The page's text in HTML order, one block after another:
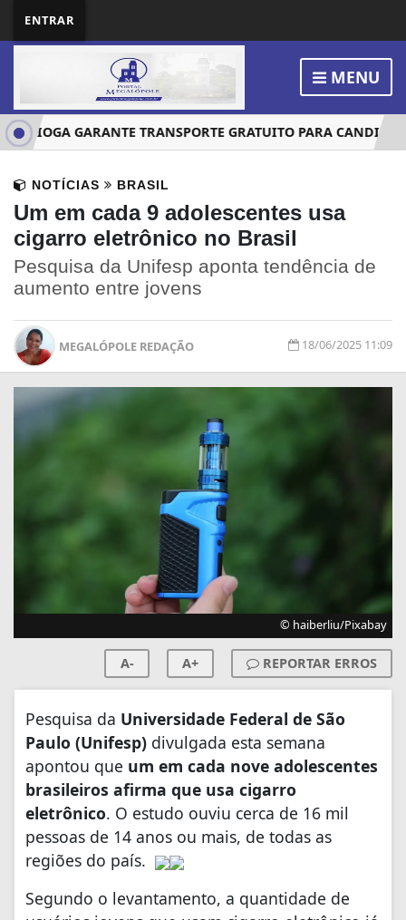
ENTRAR
MENU
GARANTE TRANSPORTE GRATUITO PARA
NOTÍCIAS BRASIL
Um em cada 9 adolescentes usa
cigarro eletrônico no Brasil
Pesquisa da Unifesp aponta tendência de
aumento entre jovens
MEGALÓPOLE REDAÇÃO 18/06/2025 11:09
© haiberliu/Pixabay
A- A+ REPORTAR ERROS
Pesquisa da Universidade Federal de São
Paulo (Unifesp) divulgada esta semana
apontou que um em cada nove adolescentes
brasileiros afirma que usa cigarro
eletrônico. O estudo ouviu cerca de 16 mil
pessoas de 14 anos ou mais, de todas as
regiões do país.
Segundo o levantamento, a quantidade de